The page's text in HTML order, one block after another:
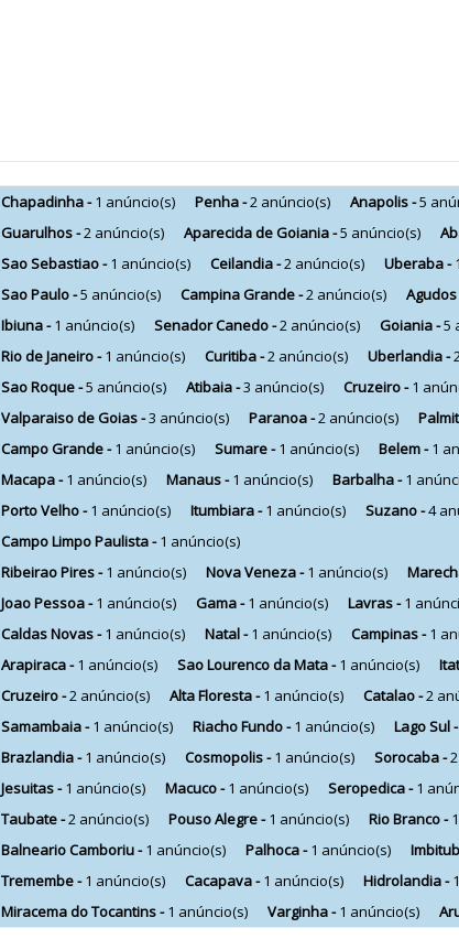
Chapadinha -1 anúncio(s) Penha -2 anúncio(s) Anapolis -5
Guarulhos -2 anúncio(s) Aparecida de Goiania -5 anúncio(s)
Sao Sebastiao -1 anúncio(s) Ceilandia -2 anúncio(s) Uberaba -
Sao Paulo -5 anúncio(s) Campina Grande -2 anúncio(s)
Ibiuna -1 anúncio(s) Senador Canedo -2 anúncio(s) Goiania -5
Rio de Janeiro -1 anúncio(s) Curitiba -2 anúncio(s) Uberlandia -
Sao Roque -5 anúncio(s) Atibaia -3 anúncio(s) Cruzeiro -1
Valparaiso de Goias -3 anúncio(s) Paranoa -2 anúncio(s)
Campo Grande -1 anúncio(s) Sumare -1 anúncio(s) Belem -1
Macapa -1 anúncio(s) Manaus -1 anúncio(s) Barbalha -1
Porto Velho -1 anúncio(s) Itumbiara -1 anúncio(s) Suzano -4
Campo Limpo Paulista -1 anúncio(s)
Ribeirao Pires -1 anúncio(s) Nova Veneza -1 anúncio(s)
Joao Pessoa -1 anúncio(s) Gama -1 anúncio(s) Lavras -1
Caldas Novas -1 anúncio(s) Natal -1 anúncio(s) Campinas -1
Arapiraca -1 anúncio(s) Sao Lourenco da Mata -1 anúncio(s)
Cruzeiro -2 anúncio(s) Alta Floresta -1 anúncio(s) Catalao -2
Samambaia -1 anúncio(s) Riacho Fundo -1 anúncio(s) Lago Sul -
Brazlandia -1 anúncio(s) Cosmopolis -1 anúncio(s) Sorocaba -
Jesuitas -1 anúncio(s) Macuco -1 anúncio(s) Seropedica -1
Taubate -2 anúncio(s) Pouso Alegre -1 anúncio(s) Rio Branco -
Balneario Camboriu -1 anúncio(s) Palhoca -1 anúncio(s)
Tremembe -1 anúncio(s) Cacapava -1 anúncio(s) Hidrolandia -
Miracema do Tocantins -1 anúncio(s) Varginha -1 anúncio(s)